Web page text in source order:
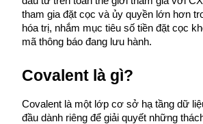
Tận hưởng chia sẻ lợi nhuận và hoa
tham gia đặt cọc và ủy quyền lớn hơn
hóa trị, nhắm mục tiêu số tiền đặt cọc
mã thông báo đang lưu hành.
Covalent là gì?
Covalent là một lớp cơ sở hạ tầng dữ
đầu dành riêng để giải quyết những